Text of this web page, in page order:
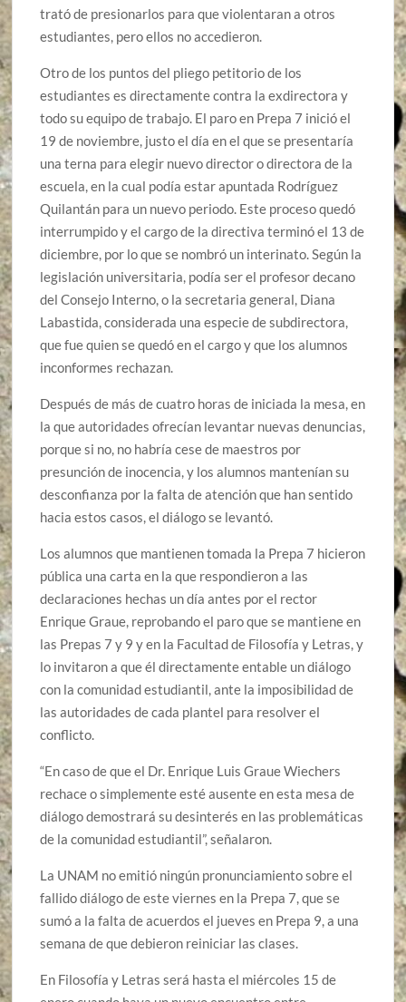
trató de presionarlos para que violentaran a otros
estudiantes, pero ellos no accedieron.
Otro de los puntos del pliego petitorio de los
estudiantes es directamente contra la exdirectora y
todo su equipo de trabajo. El paro en Prepa 7 inició el
19 de noviembre, justo el día en el que se presentaría
una terna para elegir nuevo director o directora de la
escuela, en la cual podía estar apuntada Rodríguez
Quilantán para un nuevo periodo. Este proceso quedó
interrumpido y el cargo de la directiva terminó el 13 de
diciembre, por lo que se nombró un interinato. Según la
legislación universitaria, podía ser el profesor decano
del Consejo Interno, o la secretaria general, Diana
Labastida, considerada una especie de subdirectora,
que fue quien se quedó en el cargo y que los alumnos
inconformes rechazan.
Después de más de cuatro horas de iniciada la mesa, en
la que autoridades ofrecían levantar nuevas denuncias,
porque si no, no habría cese de maestros por
presunción de inocencia, y los alumnos mantenían su
desconfianza por la falta de atención que han sentido
hacia estos casos, el diálogo se levantó.
Los alumnos que mantienen tomada la Prepa 7 hicieron
pública una carta en la que respondieron a las
declaraciones hechas un día antes por el rector
Enrique Graue, reprobando el paro que se mantiene en
las Prepas 7 y 9 y en la Facultad de Filosofía y Letras, y
lo invitaron a que él directamente entable un diálogo
con la comunidad estudiantil, ante la imposibilidad de
las autoridades de cada plantel para resolver el
conflicto.
“En caso de que el Dr. Enrique Luis Graue Wiechers
rechace o simplemente esté ausente en esta mesa de
diálogo demostrará su desinterés en las problemáticas
de la comunidad estudiantil”, señalaron.
La UNAM no emitió ningún pronunciamiento sobre el
fallido diálogo de este viernes en la Prepa 7, que se
sumó a la falta de acuerdos el jueves en Prepa 9, a una
semana de que debieron reiniciar las clases.
En Filosofía y Letras será hasta el miércoles 15 de